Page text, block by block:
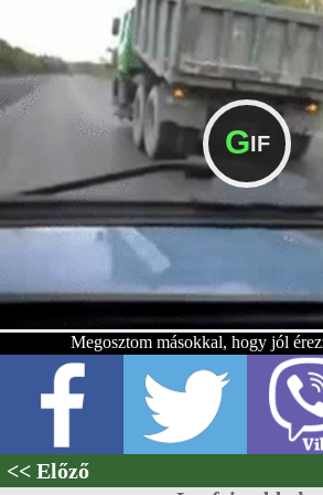
GIF
Megosztom másokkal, hogy jól
<< Előző